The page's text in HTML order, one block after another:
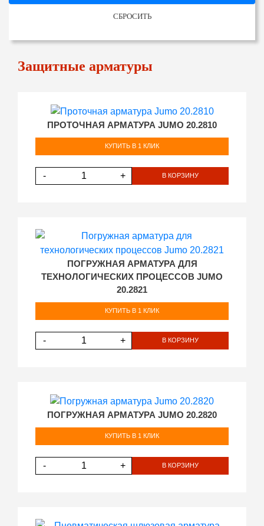
СБРОСИТЬ
Защитные арматуры
ПРОТОЧНАЯ АРМАТУРА JUMO 20.2810
КУПИТЬ В 1 КЛИК
- + В КОРЗИНУ
ПОГРУЖНАЯ АРМАТУРА ДЛЯ
ТЕХНОЛОГИЧЕСКИХ ПРОЦЕССОВ JUMO
20.2821
КУПИТЬ В 1 КЛИК
- + В КОРЗИНУ
ПОГРУЖНАЯ АРМАТУРА JUMO 20.2820
КУПИТЬ В 1 КЛИК
- + В КОРЗИНУ